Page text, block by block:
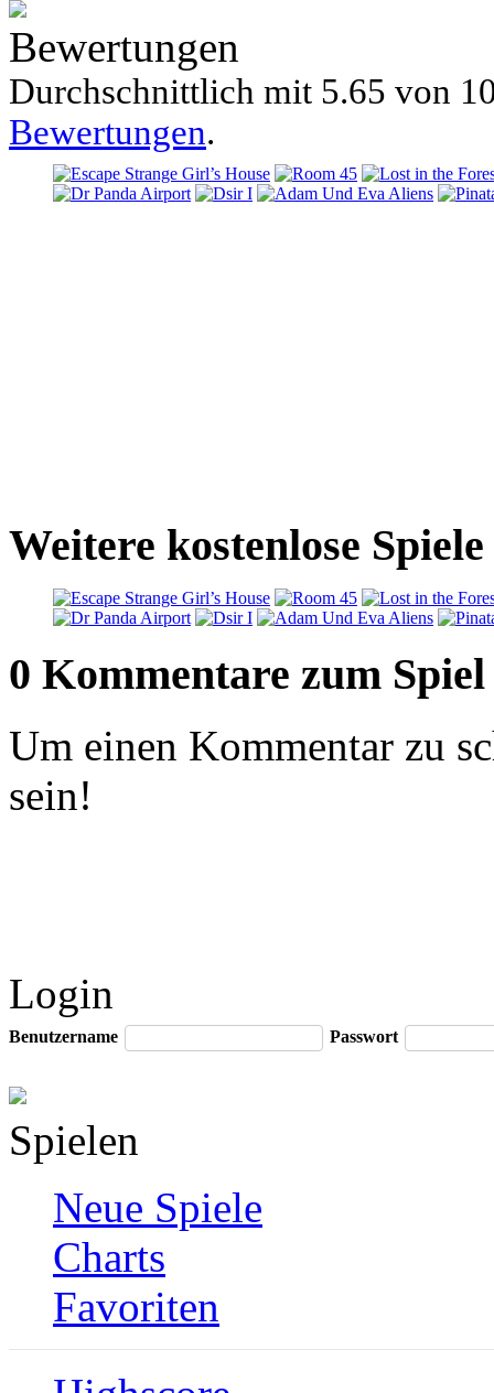
Bewertungen
Durchschnittlich mit 5.65 von
Bewertungen.
Weitere kostenlose
0 Kommentare zum Spiel
Um einen Kommentar zu
sein!
Login
Benutzername Passwort
Spielen
Neue Spiele
Charts
Favoriten